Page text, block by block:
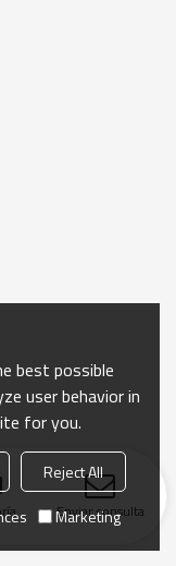
Enviar consulta
best possible
user behavior in
for you.
Reject All
Marketing